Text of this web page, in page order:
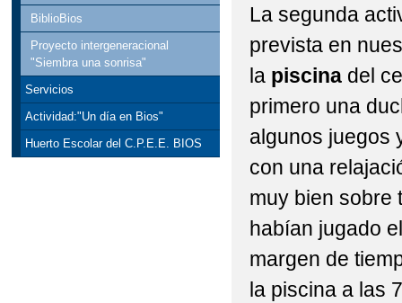
BiblioBios
Proyecto intergeneracional
"Siembra una sonrisa"
Servicios
Actividad:"Un día en Bios"
Huerto Escolar del C.P.E.E. BIOS
La segunda
prevista en
la piscinadel
primero una
algunos juegos
con una
muy bien sobre
habían jugado
margen de
la piscina a las